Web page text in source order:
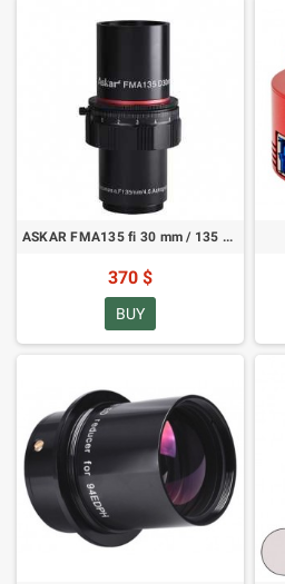
ASKAR FMA135 fi 30 mm / 135 mm f/4,5 APO astrografas / teleobjektyvas / gidas / kelioninis teleskopas (SKU: FMA135)
370 $
BUY